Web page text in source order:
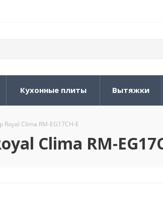
Кухонные плиты Вытяжки
Clima RM-EG17CH-E
Clima RM-